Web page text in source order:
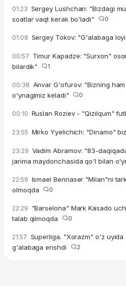
01:23 Sergey Lushchan: "Bizdagi
soatlar vaqt kerak bo'ladi"
0
01:08 Sergey Tokov: "G'alabaga
00:57 Timur Kapadze: "Surxon"
bilardik"
1
00:38 Anvar G'ofurov: "Bizning
o'ynagimiz keladi"
0
00:10 Ruslan Roziev - "Qizilqum"
23:55 Mirko Yyelichich: "Dinamo"
23:29 Vadim Abramov: "83-
jarima maydonchasida qo'l bilan
22:59 Ismael Bennaser "Milan"ni
olmoqda
0
22:29 "Barselona" Mark Kasado
talab qilmoqda
0
21:57 Superliga. "Xorazm" o'z
g'alabaga erishdi
2